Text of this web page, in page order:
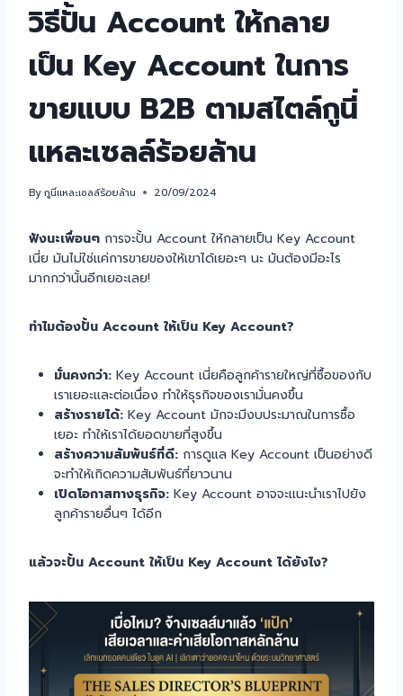
วิธีปั้น Account ให้กลาย
เป็น Key Account ในการ
ขายแบบ B2B ตามสไตล์กูนี่
แหละเซลล์ร้อยล้าน
Byกูนี่แหละเซลล์ร้อยล้าน 20/09/2024
ฟังนะเพื่อนๆ การจะปั้น Account ให้กลายเป็น Key Account
เนี่ย มันไม่ใช่แค่การขายของให้เขาได้เยอะๆ นะ มันต้องมีอะไร
มากกว่านั้นอีกเยอะเลย!
ทำไมต้องปั้น Account ให้เป็น Key Account?
มั่นคงกว่า: Key Account เนี่ยคือลูกค้ารายใหญ่ที่ซื้อของกับ
เราเยอะและต่อเนื่อง ทำให้ธุรกิจของเรามั่นคงขึ้น
สร้างรายได้: Key Account มักจะมีงบประมาณในการซื้อ
เยอะ ทำให้เราได้ยอดขายที่สูงขึ้น
สร้างความสัมพันธ์ที่ดี: การดูแล Key Account เป็นอย่างดี
จะทำให้เกิดความสัมพันธ์ที่ยาวนาน
เปิดโอกาสทางธุรกิจ: Key Account อาจจะแนะนำเราไปยัง
ลูกค้ารายอื่นๆ ได้อีก
แล้วจะปั้น Account ให้เป็น Key Account ได้ยังไง?